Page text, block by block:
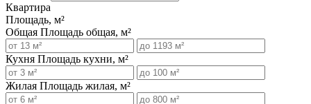
Квартира
Площадь, м²
Общая Площадь общая, м²
Кухня Площадь кухни, м²
Жилая Площадь жилая, м²